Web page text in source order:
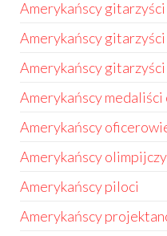
Amerykańscy
Amerykańscy
Amerykańscy
Amerykańscy
Amerykańscy
Amerykańscy
Amerykańscy piloci
Amerykańscy